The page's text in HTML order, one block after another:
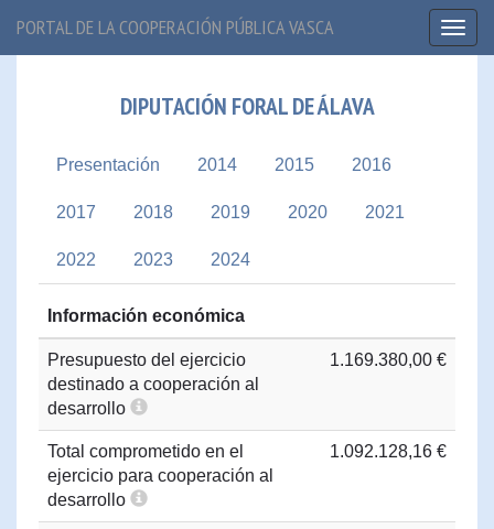
PORTAL DE LA COOPERACIÓN PÚBLICA VASCA
DIPUTACIÓN FORAL DE ÁLAVA
Presentación 2014 2015 2016
2017 2018 2019 2020 2021
2022 2023 2024
Información económica
Presupuesto del ejercicio
destinado a cooperación al
desarrollo
1.169.380,00 €
Total comprometido en el
ejercicio para cooperación al
desarrollo
1.092.128,16 €